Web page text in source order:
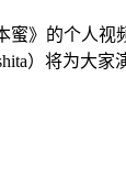
蜜》的个人视
）将为大